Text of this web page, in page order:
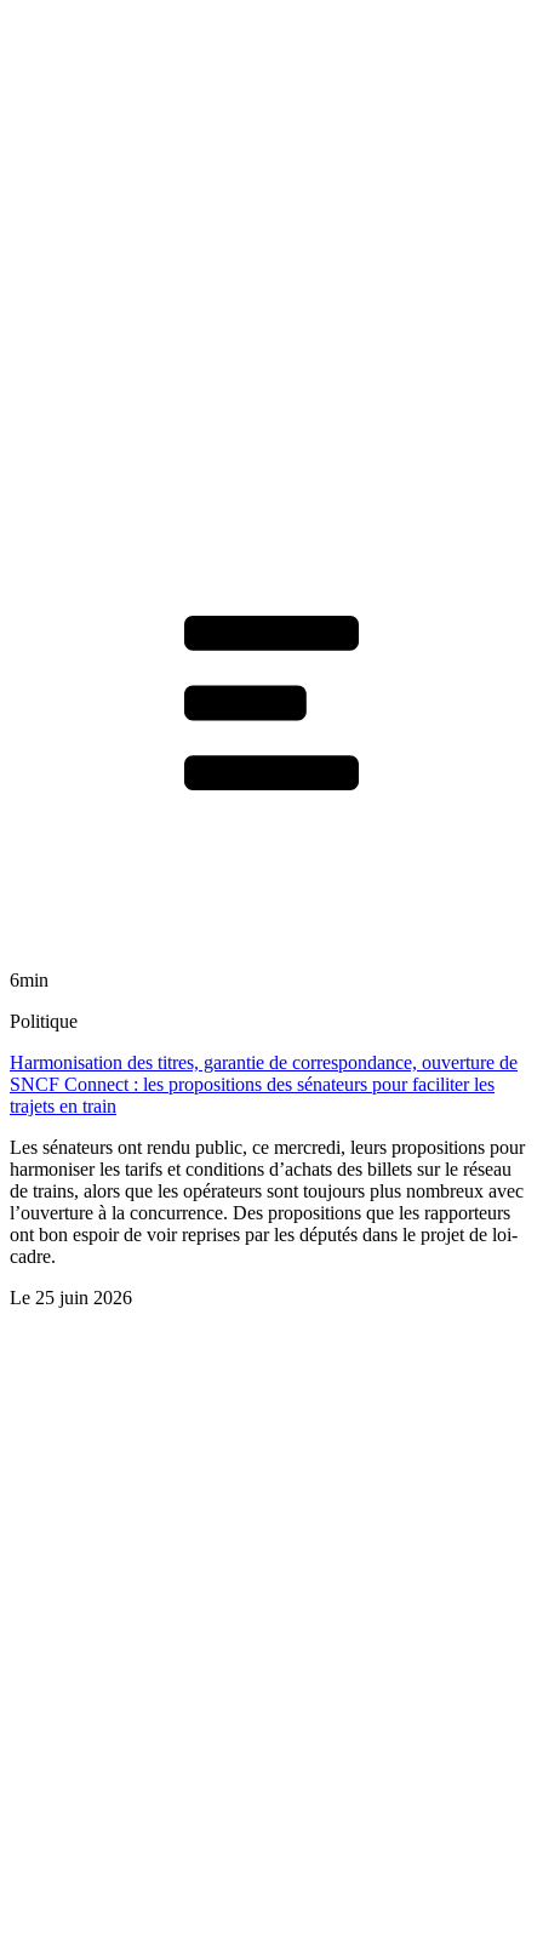
6min
Politique
Harmonisation des titres, garantie de correspondance, ouverture de
SNCF Connect : les propositions des sénateurs pour faciliter les
trajets en train
Les sénateurs ont rendu public, ce mercredi, leurs propositions pour
harmoniser les tarifs et conditions d’achats des billets sur le réseau
de trains, alors que les opérateurs sont toujours plus nombreux avec
l’ouverture à la concurrence. Des propositions que les rapporteurs
ont bon espoir de voir reprises par les députés dans le projet de loi-
cadre.
Le 25 juin 2026